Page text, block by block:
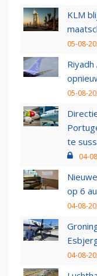
KLM
05-08-
05-08-
te
04-
op 6
04-08-
04-08-